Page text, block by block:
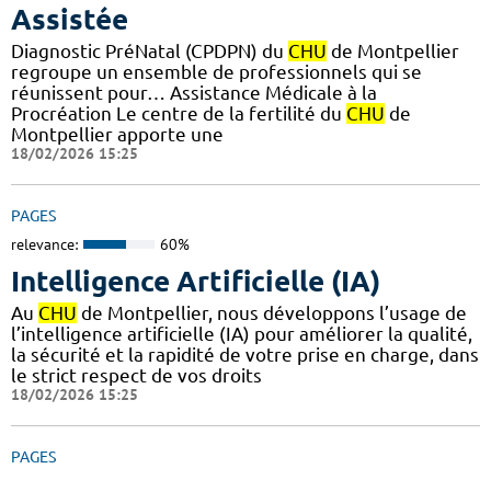
Assistée
Diagnostic PréNatal (CPDPN) du CHU de Montpellier
regroupe un ensemble de professionnels qui se
réunissent pour… Assistance Médicale à la
Procréation Le centre de la fertilité du CHU de
Montpellier apporte une
18/02/2026 15:25
PAGES
relevance: 60%
Intelligence Artificielle (IA)
Au CHU de Montpellier, nous développons l’usage de
l’intelligence artificielle (IA) pour améliorer la qualité,
la sécurité et la rapidité de votre prise en charge, dans
le strict respect de vos droits
18/02/2026 15:25
PAGES